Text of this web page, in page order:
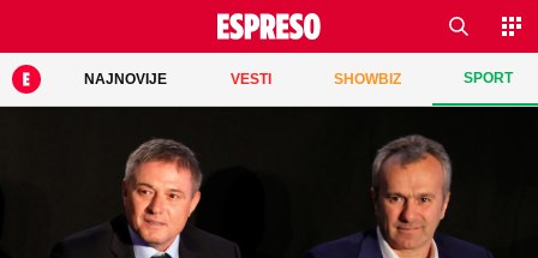
NAJNOVIJE VESTI SHOWBIZ SPORT